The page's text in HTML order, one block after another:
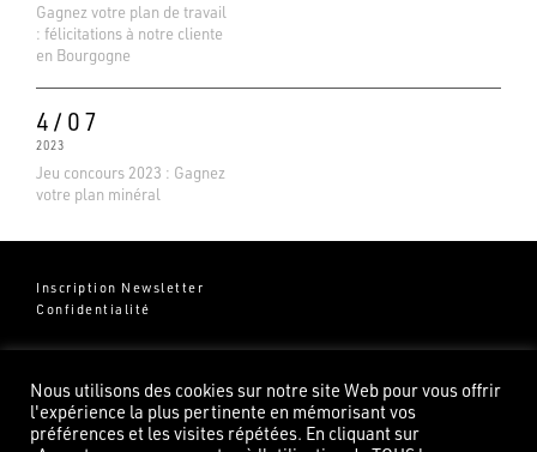
Gagnez votre plan de travail
: félicitations à notre cliente
en Bourgogne
4/07
2023
Jeu concours 2023 : Gagnez
votre plan minéral
Inscription Newsletter
Confidentialité
Groupe Pierredeplan
82100 Castelsarrasin
Nous utilisons des cookies sur notre site Web pour vous offrir
l'expérience la plus pertinente en mémorisant vos
préférences et les visites répétées. En cliquant sur